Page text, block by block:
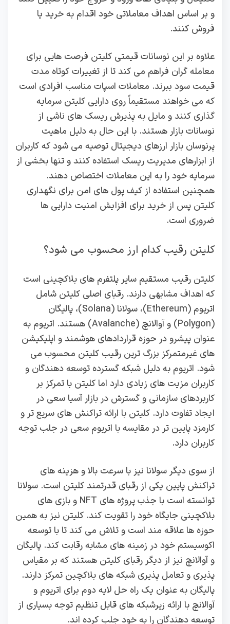
و بر اساس اهداف معاملاتی خود اقدام به خرید یا
فروش کنند.
علاوه بر این نوسانات قیمتی کلیتن فرصت‌ هایی برای
معامله‌ گران فراهم می‌ کند تا از تغییرات کوتاه‌ مدت
قیمت سود ببرند. معاملات اسپات مناسب افرادی است
که می‌ خواهند مستقیماً روی دارایی کلیتن سرمایه‌
گذاری کنند و مایل به پذیرش ریسک‌ های ناشی از
نوسانات بازار هستند. با این حال به دلیل ماهیت
پرنوسان بازار ارزهای دیجیتال توصیه می‌ شود که کاربران
از ابزارهای مدیریت ریسک استفاده کنند و تنها بخشی از
سرمایه خود را به این معاملات اختصاص دهند.
همچنین استفاده از کیف پول‌ های امن برای نگهداری
کلیتن پس از خرید برای افزایش امنیت دارایی‌ ها
ضروری است.
کلیتن رقیب کدام ارز محسوب می شود؟
کلیتن رقیب مستقیم سایر پلتفرم‌ های بلاکچینی است
که اهداف مشابهی دارند. رقبای اصلی کلیتن شامل
اتریوم (Ethereum)، سولانا (Solana)، پالیگان
(Polygon) و آوالانچ (Avalanche) هستند. اتریوم به
عنوان پیشرو در حوزه قراردادهای هوشمند و اپلیکیشن‌
های غیرمتمرکز بزرگ‌ ترین رقیب کلیتن محسوب می‌
شود. اتریوم به دلیل شبکه گسترده توسعه‌ دهندگان و
کاربران مزیت‌ های زیادی دارد اما کلیتن با تمرکز بر
کاربردهای سازمانی و گسترش در بازار آسیا سعی در
ایجاد تفاوت دارد. کلیتن با ارائه تراکنش‌ های سریع‌ تر و
کارمزد پایین‌ تر در مقایسه با اتریوم سعی در جلب توجه
کاربران دارد.
از سوی دیگر سولانا نیز با سرعت بالا و هزینه‌ های
تراکنش پایین یکی از رقبای قدرتمند کلیتن است. سولانا
توانسته است با جذب پروژه‌ های NFT و بازی‌ های
بلاکچینی جایگاه خود را تقویت کند. کلیتن نیز به همین
حوزه‌ ها علاقه‌ مند است و تلاش می‌ کند تا با توسعه
اکوسیستم خود در زمینه‌ های مشابه رقابت کند. پالیگان
و آوالانچ نیز از دیگر رقبای کلیتن هستند که بر مقیاس‌
پذیری و تعامل‌ پذیری شبکه‌ های بلاکچین تمرکز دارند.
پالیگان به عنوان یک راه‌ حل لایه دوم برای اتریوم و
آوالانچ با ارائه زیرشبکه‌ های قابل تنظیم توجه بسیاری از
توسعه‌ دهندگان را به خود جلب کرده‌ اند.